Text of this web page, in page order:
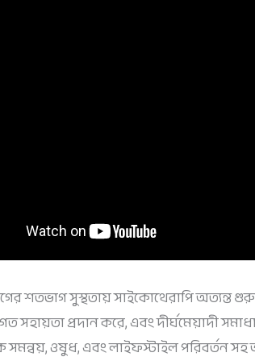
শতভাগ সুস্থতায় সাইকোথেরাপি অত্যন্ত
প্রদান করে, এবং দীর্ঘমেয়াদী
সমন্বয়, ওষুধ, এবং লাইফস্টাইল পরিবর্তন সহ